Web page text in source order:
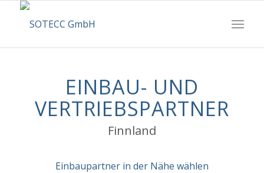
EINBAU- UND
VERTRIEBSPARTNER
Finnland
Einbaupartner in der Nähe wählen